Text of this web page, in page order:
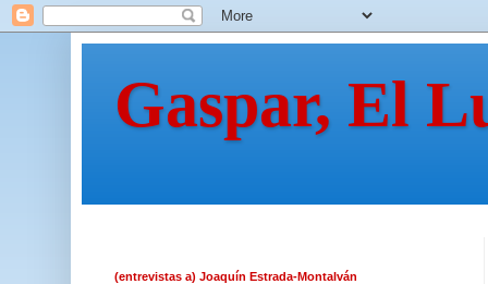
Gaspar, El
(entrevistas a) Joaquín Estrada-Montalván